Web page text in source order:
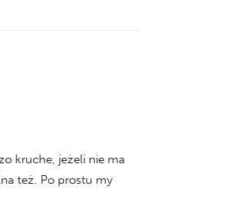
kruche, jeżeli nie ma
też. Po prostu my